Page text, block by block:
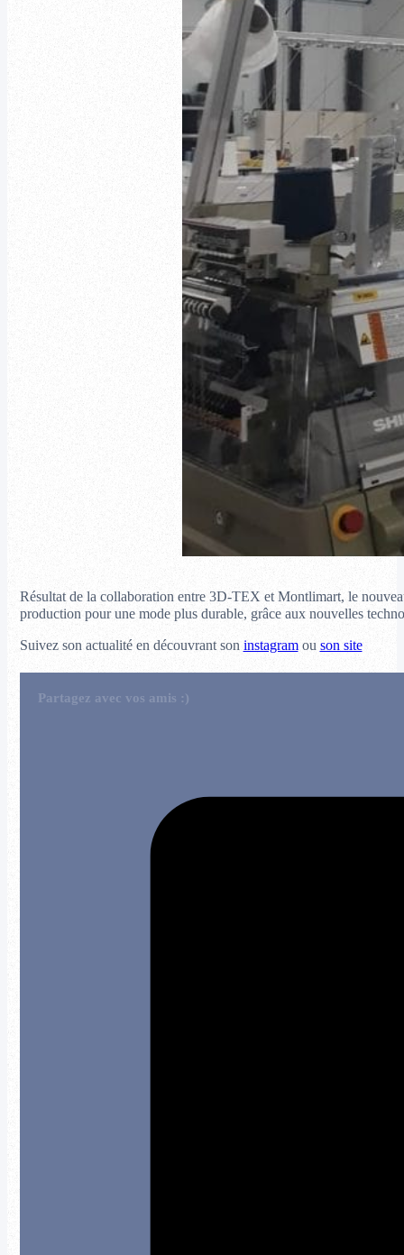
Résultat de la collaboration entre 3D-TEX et Montlimart, le
production pour une mode plus durable, grâce aux nouvelles
Suivez son actualité en découvrant son instagramou son site
Partagez avec vos amis :)